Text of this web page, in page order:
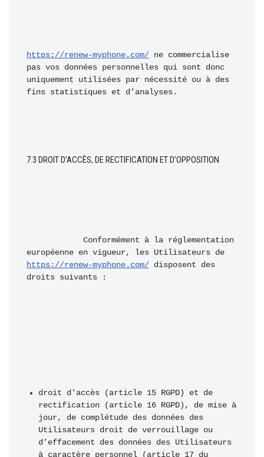
https://renew-myphone.com/ ne commercialise
pas vos données personnelles qui sont donc
uniquement utilisées par nécessité ou à des
fins statistiques et d’analyses.
7.3 DROIT D’ACCÈS, DE RECTIFICATION ET D’OPPOSITION
https://renew-myphone.com/ disposent des
droits suivants :
droit d'accès (article 15 RGPD) et de
rectification (article 16 RGPD), de mise à
jour, de complétude des données des
Utilisateurs droit de verrouillage ou
d’effacement des données des Utilisateurs
à caractère personnel (article 17 du